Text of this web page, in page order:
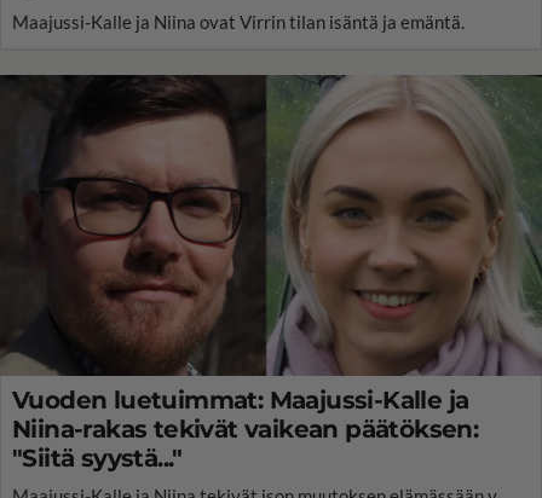
Maajussi-Kalle ja Niina ovat Virrin tilan isäntä ja emäntä.
Vuoden luetuimmat: Maajussi-Kalle ja
Niina-rakas tekivät vaikean päätöksen:
"Siitä syystä..."